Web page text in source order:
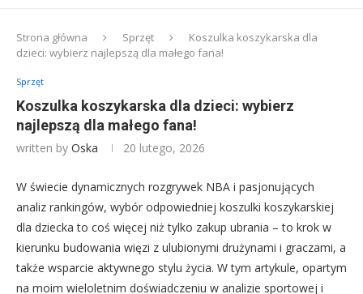
Strona główna Sprzęt
Koszulka koszykarska dla
dzieci: wybierz najlepszą dla małego fana!
Sprzęt
Koszulka koszykarska dla dzieci: wybierz
najlepszą dla małego fana!
written by Oska 20 lutego, 2026
W świecie dynamicznych rozgrywek NBA i pasjonujących
analiz rankingów, wybór odpowiedniej koszulki koszykarskiej
dla dziecka to coś więcej niż tylko zakup ubrania – to krok w
kierunku budowania więzi z ulubionymi drużynami i graczami, a
także wsparcie aktywnego stylu życia. W tym artykule, opartym
na moim wieloletnim doświadczeniu w analizie sportowej i